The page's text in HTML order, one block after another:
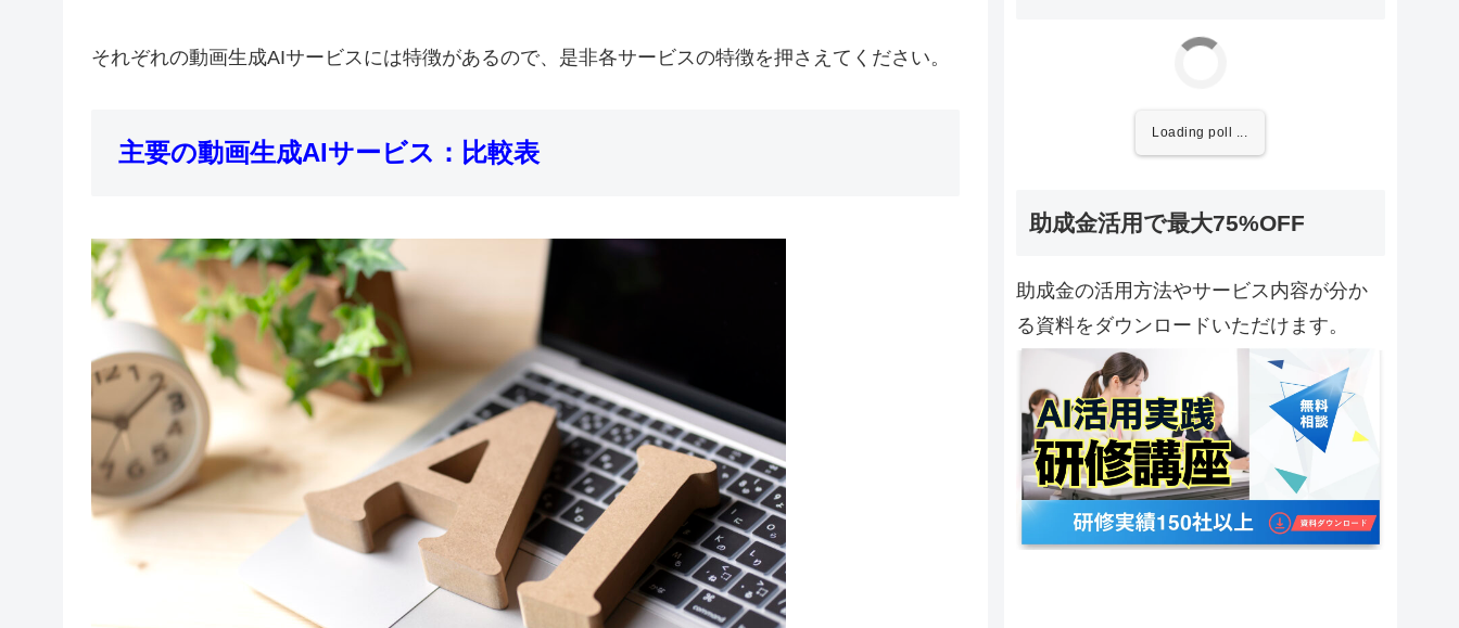
それぞれの動画生成AIサービスには特徴があるので、是非各サービスの特徴を押さえてください。
主要の動画生成AIサービス：比較表
Loading poll ...
助成金活用で最大75%OFF
助成金の活用方法やサービス内容が分か
る資料をダウンロードいただけます。